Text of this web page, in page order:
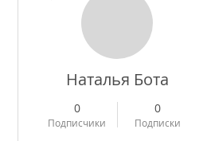
Наталья Бота
0
Подписчики
0
Подписки